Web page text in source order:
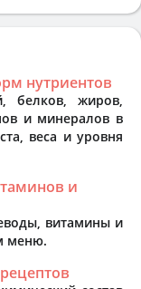
нутриентов
белков, жиров,
и минералов в
веса и уровня
и
витамины и
меню.